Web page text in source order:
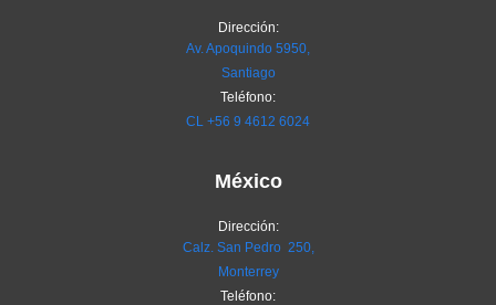
Dirección:
Av. Apoquindo 5950,
Santiago
Teléfono:
CL +56 9 4612 6024
México
Dirección:
Calz. San Pedro 250,
Monterrey
Teléfono: